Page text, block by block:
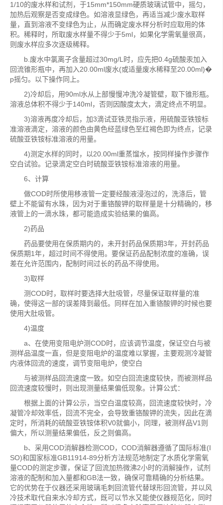
1/10的废水样和试剂，于15mm*150mm硬质玻璃试管中，摇匀，
加热后观察是否变成绿色。如溶液显绿色，再适当减少废水取样
量，直到溶液不变绿色为止，从而确定废水样分析时应取用的体
积。稀释时，所取废水样量不得少于5ml，如果化学需氧量很高，
则废水样应多次逐级稀释。
b.废水中氯离子含量超过30mg/L时，应先把0.4g硫酸汞加入
回流锥形瓶中，再加入20.00ml废水(或适量废水稀释至20.00ml)�
p摇匀。以下操作同上。
2)冷却后，用90ml水从上部慢慢冲洗冷凝管壁，取下锥形瓶。
溶液总体积不得少于140ml，否则因酸度太大，滴定终点不明显。
3)溶液再度冷却后，加3滴试亚铁灵指示液，用硫酸亚铁铵标
准溶液滴定，溶液的颜色由黄色经蓝绿色至红褐色即为终点，记录
硫酸亚铁铵标准溶液的用量。
4)测定水样的同时，以20.00ml重蒸馏水，按同样操作步骤作
空白试验。记录滴定空白时硫酸亚铁铵标准溶液的用量。
6、计算
做COD时所使用移液管一定要经酸液浸泡过的，洗涤后，管
壁上不能留有水珠，因为对于重铬酸钾的取样量是十分精确的，移
液管上的一滴水珠，都可能造成实验结果的偏高。
2)药品
药品要使用在保质期内的，未开封药品保质期3年，开封药品
保质期1年，超过时间不得使用。要保证药品配制浓度的准确，误
差在允许范围内，配制时间过长的药品不得使用。
3)取样
测COD时，取样时要选择大肚吸管，尽量保证取样量的准
确，使得这一部的误差降到最低。同样在加入重铬酸钾的时候也要
使用大肚吸管。
4)温度
a、在使用变阻电炉测COD时，应该调节温度，保证空白与被
测样品温度一直，但是变阻电炉的温度难以掌握，主要观测冷凝管
内液体回流的速度，调节变阻电炉，使空白
与被测样品回流速度一致。如空白回流速度较快，而被测样品
回流速度较慢时，则出现测量结果偏低现象。计算公式：
根据上面的计算公示，当空白温度较高，回流速度较快时，冷
凝管冷却效率低，回流不完全，会导致重铬酸钾的流失，因此在滴
定时，所消耗的硫酸亚铁铵体积V0就偏小，同理，被测样品V1则
偏大，所以测量结果偏低，反之则偏高。
b、采用COD消解器检测COD，COD消解器遵循了国际标准(I
SO)和国家标准GB11914-89分析方法规范地制定了水质化学需氧
量COD的测定步骤，保证了回流加热微沸2小时的消解操作，试剂
溶液的配制和加入量都和GB法一致，确保可靠精确的分析结果。
它的优势在于仪器还采用玻璃毛刺回流管代替球形回流管，并以风
冷技术取代自来水冷却方式，既可以节水又能使仪器规范化，同时